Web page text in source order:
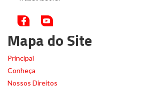
Mapa do Site
Principal
Conheça
Nossos Direitos